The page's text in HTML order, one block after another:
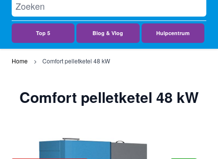
Top 5 Blog & Vlog Hulpcentrum
Home Comfort pelletketel 48 kW
Comfort pelletketel 48 kW